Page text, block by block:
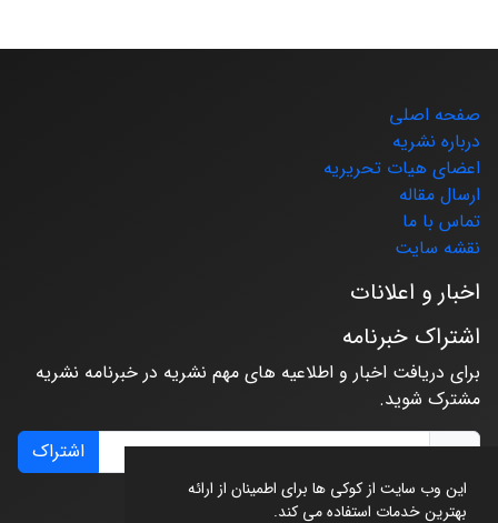
این وب سایت از کوکی ها برای اطمینان از ارائه
بهترین خدمات استفاده می کند.
صفحه اصلی
درباره نشریه
اعضای هیات تحریریه
ارسال مقاله
تماس با ما
نقشه سایت
اخبار و اعلانات
اشتراک خبرنامه
برای دریافت اخبار و اطلاعیه های مهم نشریه در خبرنامه نشریه
مشترک شوید.
اشتراک